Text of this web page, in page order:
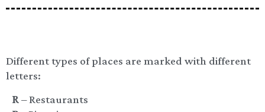
Different types of places are marked with different
letters:
R– Restaurants